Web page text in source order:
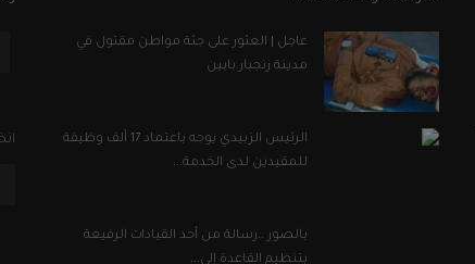
عاجل | العثور على جثة مواطن مقتول في
مدينة زنجبار بابين
الرئيس الزبيدي يوجه باعتماد 17 ألف وظيفة
للمقيدين لدى الخدمة...
بالصور ..رسالة من أحد القيادات الرفيعة
بتنظيم القاعدة إلى...